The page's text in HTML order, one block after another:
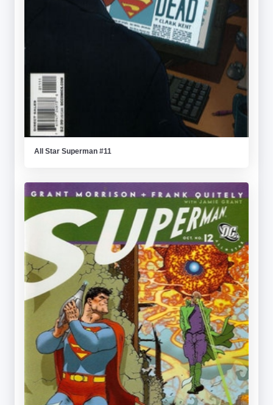
All Star Superman #11